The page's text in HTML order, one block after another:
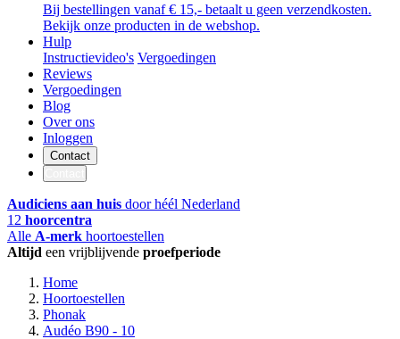
Bij bestellingen vanaf € 15,- betaalt u geen verzendkosten.
Bekijk onze producten in de webshop.
Hulp
Instructievideo's Vergoedingen
Reviews
Vergoedingen
Blog
Over ons
Inloggen
Contact
Audiciens aan huis door héél Nederland
12 hoorcentra
Alle A-merk hoortoestellen
Altijd een vrijblijvende proefperiode
Home
Hoortoestellen
Phonak
Audéo B90 - 10